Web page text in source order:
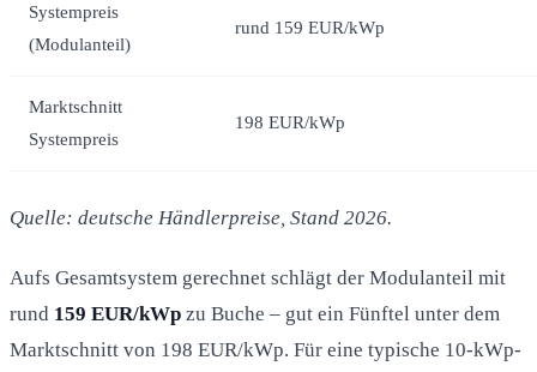
Systempreis
(Modulanteil)
rund 159 EUR/kWp
Marktschnitt
Systempreis
198 EUR/kWp
Quelle: deutsche Händlerpreise, Stand 2026.
Aufs Gesamtsystem gerechnet schlägt der Modulanteil mit
rund 159 EUR/kWp zu Buche – gut ein Fünftel unter dem
Marktschnitt von 198 EUR/kWp. Für eine typische 10-kWp-